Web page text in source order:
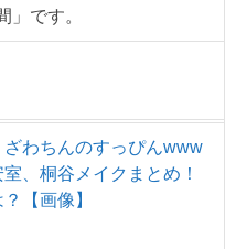
」です。
ざわちんのすっぴんwww
、桐谷メイクまとめ！
【画像】